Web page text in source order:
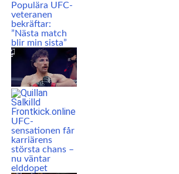
Populära UFC-
veteranen
bekräftar:
”Nästa match
blir min sista”
UFC-
sensationen får
karriärens
största chans –
nu väntar
elddopet